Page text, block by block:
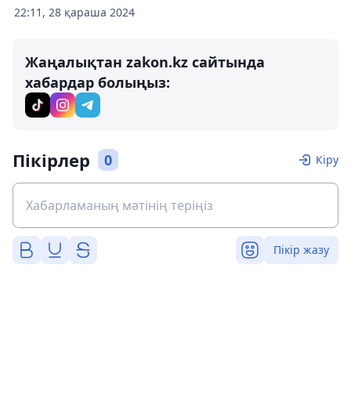
22:11, 28 қараша 2024
Жаңалықтан zakon.kz сайтында
хабардар болыңыз:
Пікірлер 0 Кіру
Пікір жазу